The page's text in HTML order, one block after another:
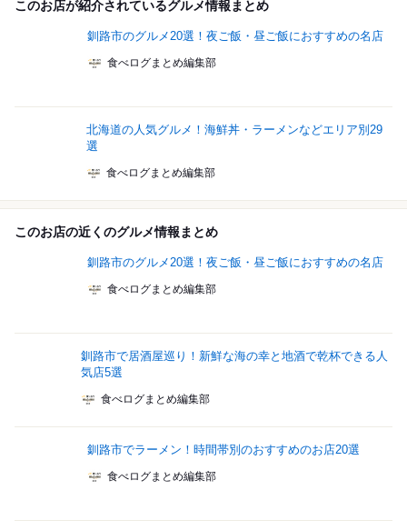
このお店が紹介されているグルメ情報まとめ
釧路市のグルメ20選！夜ご飯・昼ご飯におすすめの名店
食べログまとめ編集部
北海道の人気グルメ！海鮮丼・ラーメンなどエリア別29
選
食べログまとめ編集部
このお店の近くのグルメ情報まとめ
釧路市のグルメ20選！夜ご飯・昼ご飯におすすめの名店
食べログまとめ編集部
釧路市で居酒屋巡り！新鮮な海の幸と地酒で乾杯できる人
気店5選
食べログまとめ編集部
釧路市でラーメン！時間帯別のおすすめのお店20選
食べログまとめ編集部